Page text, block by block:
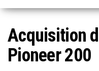
Acquisition
Pioneer 200